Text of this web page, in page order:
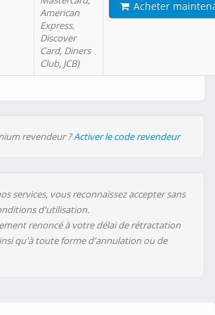
American
Express,
Discover
Card, Diners
Club, JCB)
Acheter
revendeur ?Activer le code revendeur
services, vous reconnaissez accepter sans
d'utilisation.
renoncé à votre délai de rétractation
qu'à toute forme d'annulation ou de